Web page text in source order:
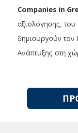
Companies in
αξιολόγησης, του
δημιουργούν τον
Ανάπτυξης στη